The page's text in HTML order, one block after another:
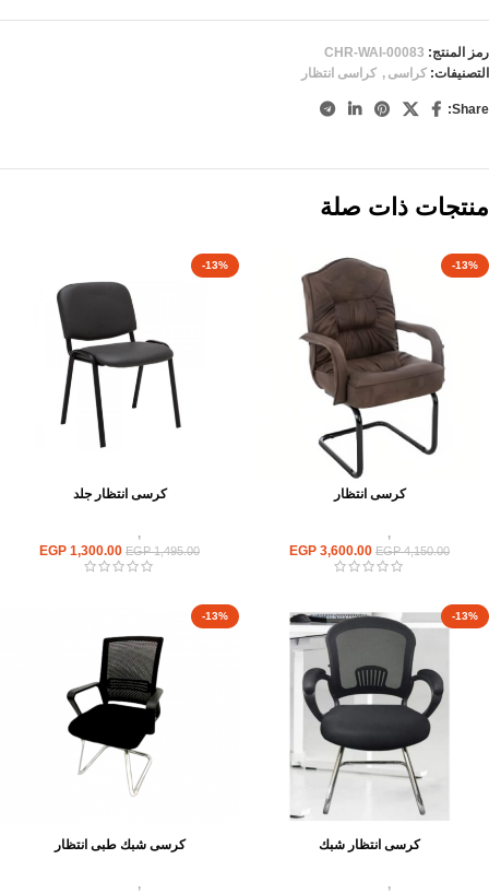
رمز المنتج: CHR-WAI-00083
التصنيفات: كراسى , كراسى انتظار
Share:
منتجات ذات صلة
-13%
كرسى انتظار
,
EGP4,150.00
EGP 3,600.00
-13%
كرسى انتظار جلد
,
EGP1,495.00
EGP 1,300.00
-13%
كرسى انتظار شبك
,
-13%
كرسى شبك طبى انتظار
,